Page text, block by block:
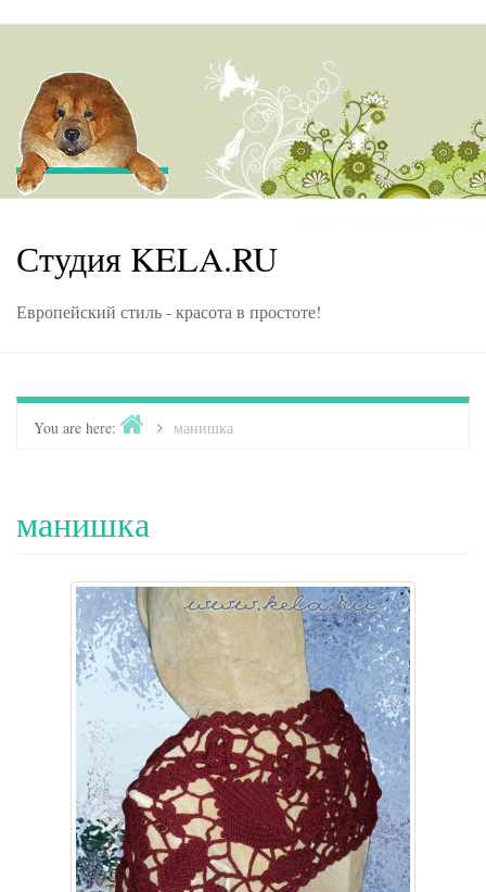
Студия KELA.RU
Европейский стиль - красота в простоте!
You are here: Homeманишка
манишка